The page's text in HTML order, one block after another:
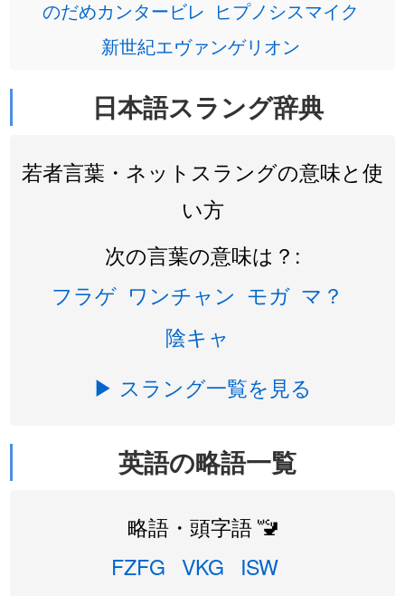
のだめカンタービレ ヒプノシスマイク
新世紀エヴァンゲリオン
日本語スラング辞典
若者言葉・ネットスラングの意味と使
い方
次の言葉の意味は？:
フラゲ ワンチャン モガ マ？
陰キャ
▶ スラング一覧を見る
英語の略語一覧
略語・頭字語 🚾
FZFG VKG
ISW